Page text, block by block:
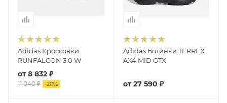
Adidas Кроссовки
RUNFALCON 3.0 W
от8 832 ₽
11 040 ₽ -20%
Adidas Ботинки TERREX
AX4 MID GTX
от27 590 ₽